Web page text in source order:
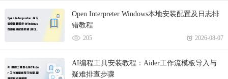
Open Interpreter Windows本地安装配置及日志排
错教程
205 2026-08-07
AI编程工具安装教程：Aider工作流模板导入与
疑难排查步骤